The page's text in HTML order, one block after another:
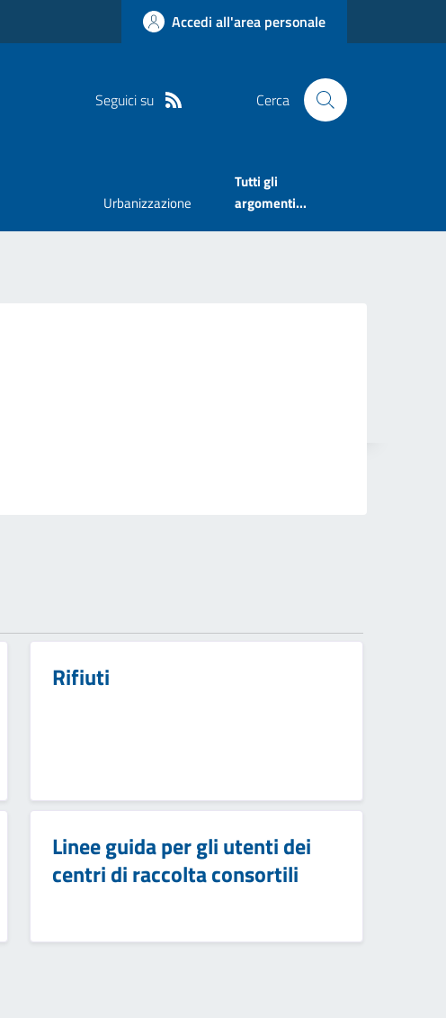
Accedi all'area personale
Seguici su Cerca
Urbanizzazione
Tutti gli
argomenti...
Rifiuti
Linee guida per gli utenti dei
centri di raccolta consortili